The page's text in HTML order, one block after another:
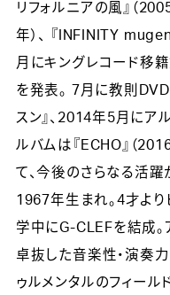
リフォルニアの風』（
年）、 『INFINITY
月にキングレコード移
を発表。 7月に教則DVD
スン』、2014年5月にア
ルバムは『ECHO』（
て、今後のさらなる活
1967年生まれ。4才よ
学中にG-CLEFを結成。
卓抜した音楽性・演奏力
ゥルメンタルのフィー